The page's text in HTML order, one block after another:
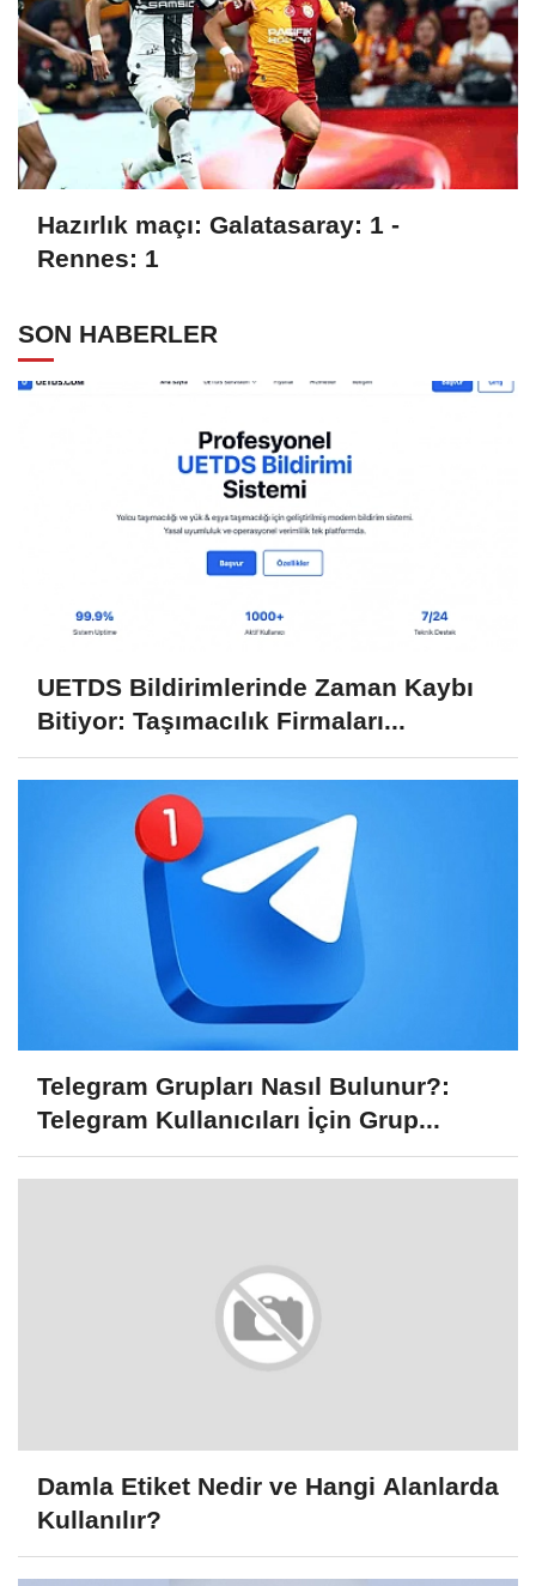
Hazırlık maçı: Galatasaray: 1 -
Rennes: 1
SON HABERLER
UETDS Bildirimlerinde Zaman Kaybı
Bitiyor: Taşımacılık Firmaları...
Telegram Grupları Nasıl Bulunur?:
Telegram Kullanıcıları İçin Grup...
Damla Etiket Nedir ve Hangi Alanlarda
Kullanılır?